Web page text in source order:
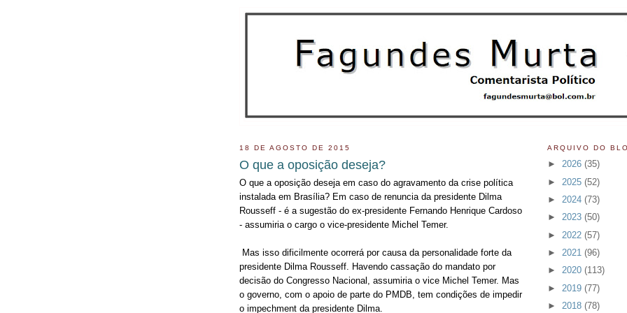
18 DE AGOSTO DE 2015
O que a oposição deseja?
O que a oposição deseja em caso do agravamento da crise política
instalada em Brasília? Em caso de renuncia da presidente Dilma
Rousseff - é a sugestão do ex-presidente Fernando Henrique Cardoso
- assumiria o cargo o vice-presidente Michel Temer.
Mas isso dificilmente ocorrerá por causa da personalidade forte da
presidente Dilma Rousseff. Havendo cassação do mandato por
decisão do Congresso Nacional, assumiria o vice Michel Temer. Mas
o governo, com o apoio de parte do PMDB, tem condições de impedir
o impechment da presidente Dilma.
ARQUIVO DO
► 2026 (35)
► 2025 (52)
► 2024 (73)
► 2023 (50)
► 2022 (57)
► 2021 (96)
► 2020 (113)
► 2019 (77)
► 2018 (78)